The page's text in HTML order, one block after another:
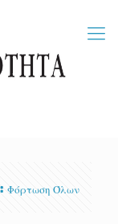
Φόρτωση Όλων